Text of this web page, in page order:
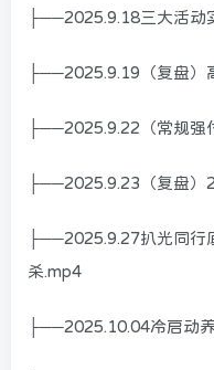
├──2025.9.18三大活动
├──2025.9.19（复盘）
├──2025.9.22（常规强
├──2025.9.23（复盘）
├──2025.9.27扒光同行
杀.mp4
├──2025.10.04冷启动